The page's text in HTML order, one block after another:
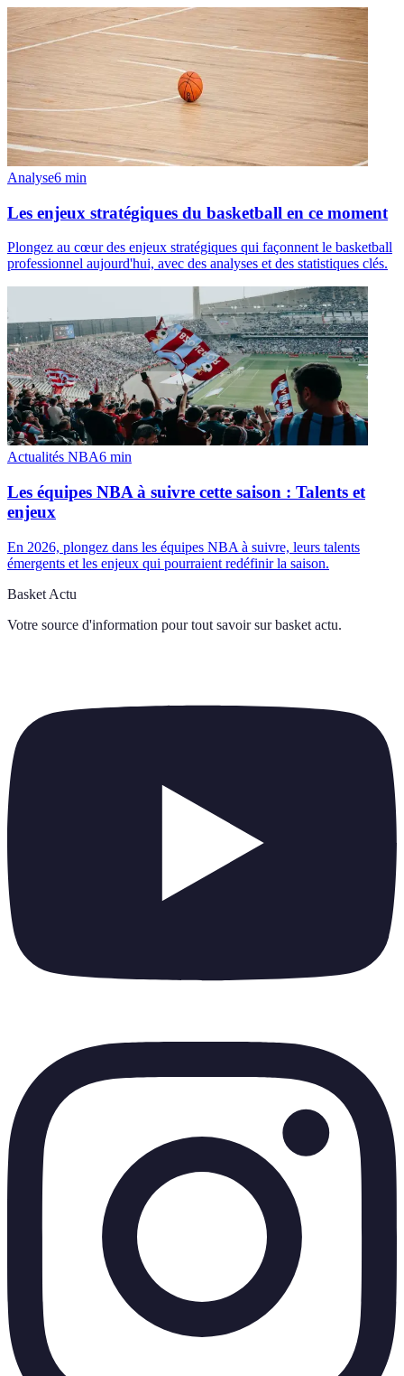
Analyse6 min
Les enjeux stratégiques du basketball en ce moment
Plongez au cœur des enjeux stratégiques qui façonnent le basketball
professionnel aujourd'hui, avec des analyses et des statistiques clés.
Actualités NBA6 min
Les équipes NBA à suivre cette saison : Talents et
enjeux
En 2026, plongez dans les équipes NBA à suivre, leurs talents
émergents et les enjeux qui pourraient redéfinir la saison.
Basket Actu
Votre source d'information pour tout savoir sur basket actu.